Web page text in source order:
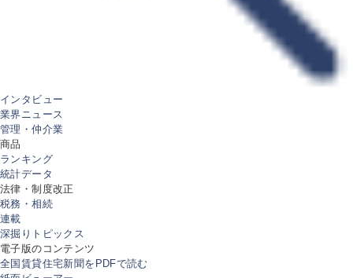
インタビュー
業界ニュース
管理・仲介業
商品
ランキング
統計データ
法律・制度改正
税務・相続
連載
深掘りトピックス
電子版のコンテンツ
全国賃貸住宅新聞をPDFで読む